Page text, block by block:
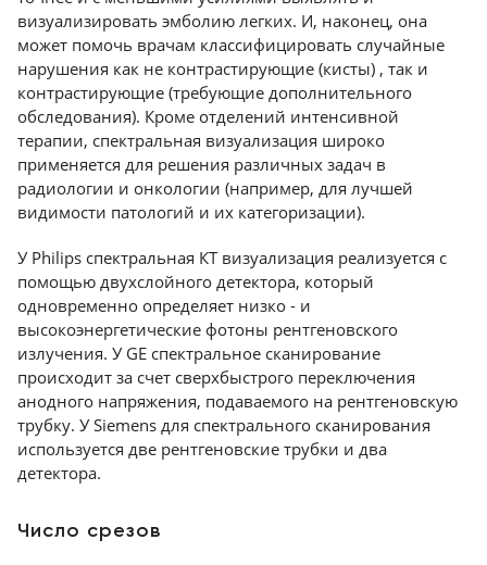
визуализировать эмболию легких. И, наконец, она
может помочь врачам классифицировать случайные
нарушения как не контрастирующие (кисты) , так и
контрастирующие (требующие дополнительного
обследования). Кроме отделений интенсивной
терапии, спектральная визуализация широко
применяется для решения различных задач в
радиологии и онкологии (например, для лучшей
видимости патологий и их категоризации).
У Philips спектральная КТ визуализация реализуется с
помощью двухслойного детектора, который
одновременно определяет низко - и
высокоэнергетические фотоны рентгеновского
излучения. У GE спектральное сканирование
происходит за счет сверхбыстрого переключения
анодного напряжения, подаваемого на рентгеновскую
трубку. У Siemens для спектрального сканирования
используется две рентгеновские трубки и два
детектора.
Число срезов